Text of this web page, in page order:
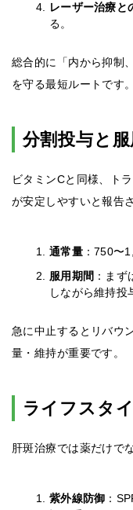
レーザー治療と
る。
総合的に「内から抑制
を守る最短ルートです。
分割投与と服
ビタミンCと同様、ト
が安定しやすいと報告
通常量：750〜
服用期間 ：ま
しながら維持投
急に中止するとリバウ
量・維持が重要です。
ライフスタ
肝斑治療では薬だけで
紫外線防御 ：